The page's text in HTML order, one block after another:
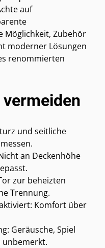
auf
Möglichkeit, Zubehör
moderner Lösungen
renommierten
und seitliche
an Deckenhöhe
zur beheizten
Trennung.
Komfort über
Geräusche, Spiel
unbemerkt.